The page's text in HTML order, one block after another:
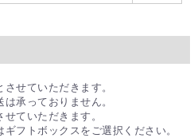
せていただきます。
承っておりません。
ていただきます。
フトボックスをご選択ください。